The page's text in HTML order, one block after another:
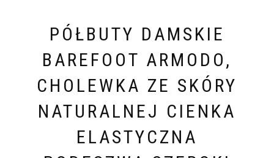
PÓŁBUTY DAMSKIE
BAREFOOT ARMODO,
CHOLEWKA ZE SKÓRY
NATURALNEJ CIENKA
ELASTYCZNA